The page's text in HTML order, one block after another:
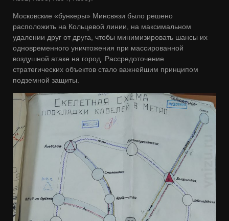
Московские «бункеры» Минсвязи было решено
расположить на Кольцевой линии, на максимальном
удалении друг от друга, чтобы минимизировать шансы их
одновременного уничтожения при массированной
воздушной атаке на город. Рассредоточение
стратегических объектов стало важнейшим принципом
подземной защиты.